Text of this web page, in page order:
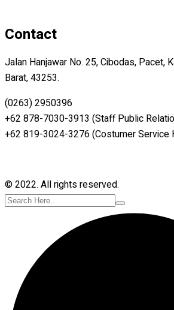
Contact
Jalan Hanjawar No. 25, Cibodas, Pacet,
Barat, 43253.
(0263) 2950396
+62 878-7030-3913 (Staff Public
+62 819-3024-3276 (Costumer Service
© 2022. All rights reserved.